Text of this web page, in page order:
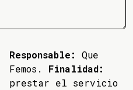
Responsable:
Que
Femos. Finalidad:
prestar el servicio